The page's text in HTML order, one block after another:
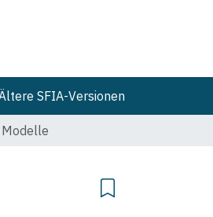
SFIA-Versionen